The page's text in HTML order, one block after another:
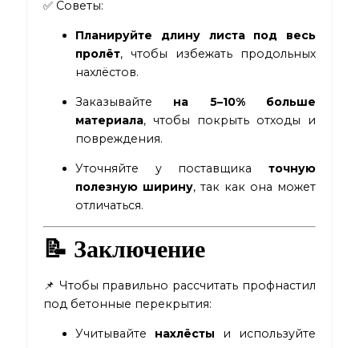
✅ Советы:
Планируйте длину листа под весь
пролёт, чтобы избежать продольных
нахлёстов.
Заказывайте на 5–10% больше
материала, чтобы покрыть отходы и
повреждения.
Уточняйте у поставщика точную
полезную ширину, так как она может
отличаться.
📝 Заключение
📌 Чтобы правильно рассчитать профнастил
под бетонные перекрытия:
Учитывайте нахлёсты и используйте